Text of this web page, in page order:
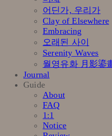
어딘가, 우리가
Clay of Elsewhere
Embracing
오래된 사이
Serenity Waves
월영유화 月影鎏
Journal
Guide
About
FAQ
1:1
Notice